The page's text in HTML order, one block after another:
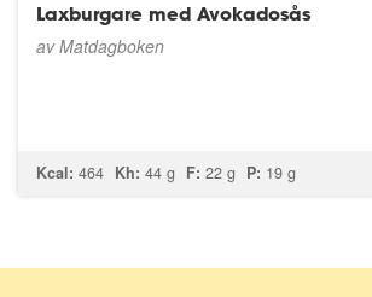
Laxburgare med Avokadosås
avMatdagboken
Kcal: 464 Kh: 44 g F: 22 g P: 19 g